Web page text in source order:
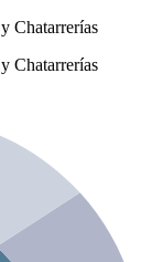
Chatarrerías
Chatarrerías